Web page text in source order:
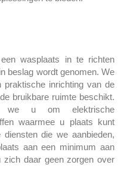
wasplaats in te richten
beslag wordt genomen. We
praktische inrichting van de
bruikbare ruimte beschikt.
we u om elektrische
waarmee u plaats kunt
die we aanbieden,
aan een minimum aan
zich daar geen zorgen over